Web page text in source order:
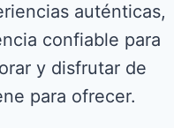
auténticas,
confiable para
y disfrutar de
para ofrecer.